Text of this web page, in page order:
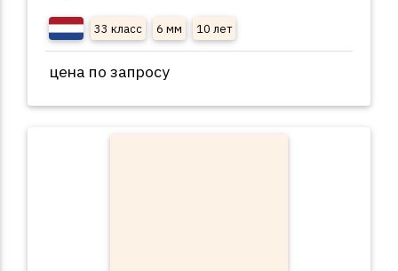
33 класс 6 мм 10 лет
цена по запросу